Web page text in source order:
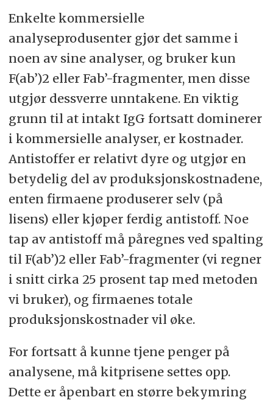
Enkelte kommersielle
analyseprodusenter gjør det samme i
noen av sine analyser, og bruker kun
F(ab’)2 eller Fab’-fragmenter, men disse
utgjør dessverre unntakene. En viktig
grunn til at intakt IgG fortsatt dominerer
i kommersielle analyser, er kostnader.
Antistoffer er relativt dyre og utgjør en
betydelig del av produksjonskostnadene,
enten firmaene produserer selv (på
lisens) eller kjøper ferdig antistoff. Noe
tap av antistoff må påregnes ved spalting
til F(ab’)2 eller Fab’-fragmenter (vi regner
i snitt cirka 25 prosent tap med metoden
vi bruker), og firmaenes totale
produksjonskostnader vil øke.
For fortsatt å kunne tjene penger på
analysene, må kitprisene settes opp.
Dette er åpenbart en større bekymring